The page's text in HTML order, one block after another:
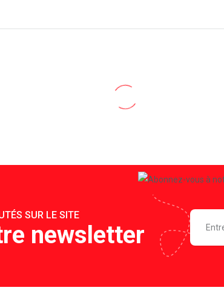
SUR LE SITE
newsletter